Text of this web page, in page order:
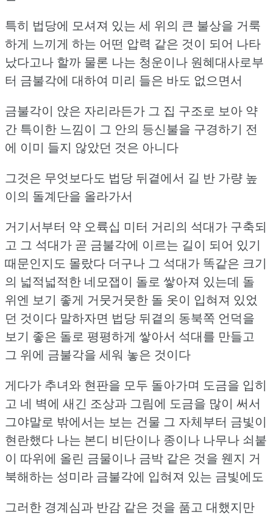
특히 법당에 모셔져 있는 세 위의 큰 불상을 거룩
하게 느끼게 하는 어떤 압력 같은 것이 되어 나타
났다고나 할까 물론 나는 청운이나 원혜대사로부
터 금불각에 대하여 미리 들은 바도 없으면서
금불각이 앉은 자리라든가 그 집 구조로 보아 약
간 특이한 느낌이 그 안의 등신불을 구경하기 전
에 이미 들지 않았던 것은 아니다
그것은 무엇보다도 법당 뒤곁에서 길 반 가량 높
이의 돌계단을 올라가서
거기서부터 약 오륙십 미터 거리의 석대가 구축되
고 그 석대가 곧 금불각에 이르는 길이 되어 있기
때문인지도 몰랐다 더구나 그 석대가 똑같은 크기
의 넓적넓적한 네모잽이 돌로 쌓아져 있는데 돌
위엔 보기 좋게 거뭇거뭇한 돌 옷이 입혀져 있었
던 것이다 말하자면 법당 뒤곁의 동북쪽 언덕을
보기 좋은 돌로 평평하게 쌓아서 석대를 만들고
그 위에 금불각을 세워 놓은 것이다
게다가 추녀와 현판을 모두 돌아가며 도금을 입히
고 네 벽에 새긴 조상과 그림에 도금을 많이 써서
그야말로 밖에서는 보는 건물 그 자체부터 금빛이
현란했다 나는 본디 비단이나 종이나 나무나 쇠붙
이 따위에 올린 금물이나 금박 같은 것을 웬지 거
북해하는 성미라 금불각에 입혀져 있는 금빛에도
그러한 경계심과 반감 같은 것을 품고 대했지만